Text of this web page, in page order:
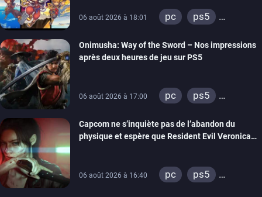
06 août 2026 à 18:01 pc
ps5
switch 2
Onimusha: Way of the Sword – Nos impressions
après deux heures de jeu sur PS5
06 août 2026 à 17:00 pc
ps5
switch 2
Capcom ne s’inquiète pas de l’abandon du
physique et espère que Resident Evil Veronica
06 août 2026 à 16:40 pc
ps5